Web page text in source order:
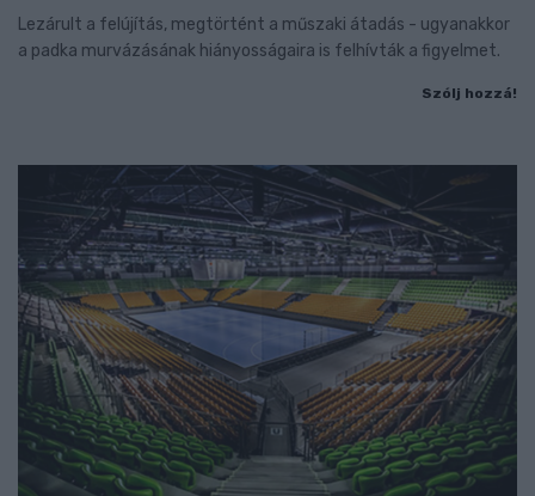
Lezárult a felújítás, megtörtént a műszaki átadás - ugyanakkor
a padka murvázásának hiányosságaira is felhívták a figyelmet.
Szólj hozzá!